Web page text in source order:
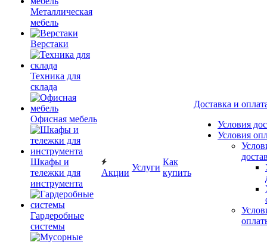
Металлическая
мебель
Верстаки
Техника для
склада
Офисная мебель
Шкафы и
тележки для
инструмента
Гардеробные
системы
Акции
Услуги
Как
купить
Доставка и
Условия
Условия